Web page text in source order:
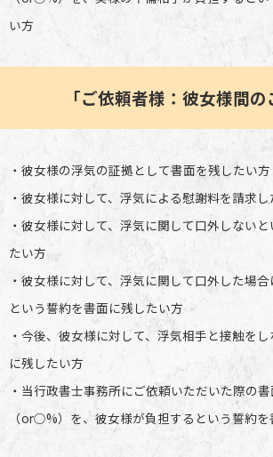
い方
「ご依頼者様：彼女様間の
・彼女様の浮気の証拠として書面を残したい方
・彼女様に対して、浮気による慰謝料を請求し
・彼女様に対して、浮気に関して口外しない
たい方
・彼女様に対して、浮気に関して口外した場
という誓約を書面に残したい方
・今後、彼女様に対して、浮気相手と接触を
に残したい方
・当行政書士事務所にご依頼いただいた際の
（or○%）を、彼女様が負担するという誓約